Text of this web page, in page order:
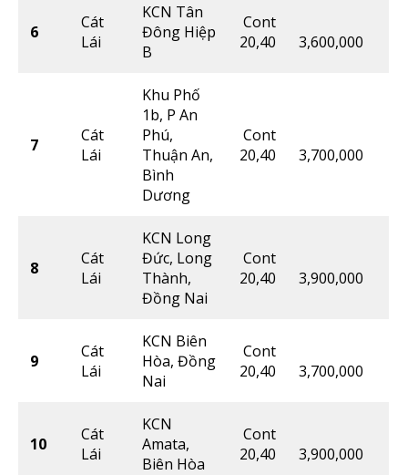
6
Cát
Lái
KCN Tân
Đông Hiệp
B
Cont
20,40
3,600,000
7
Cát
Lái
Khu Phố
1b, P An
Phú,
Thuận An,
Bình
Dương
Cont
20,40
3,700,000
8
Cát
Lái
KCN Long
Đức, Long
Thành,
Đồng Nai
Cont
20,40
3,900,000
9
Cát
Lái
KCN Biên
Hòa, Đồng
Nai
Cont
20,40
3,700,000
10
Cát
Lái
KCN
Amata,
Biên Hòa
Cont
20,40
3,900,000